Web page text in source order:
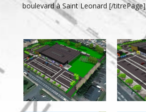
boulevard à Saint Leonard [/titrePage]